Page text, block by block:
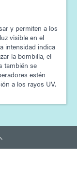
y permiten a los
visible en el
intensidad indica
la bombilla, el
también se
estén
a los rayos UV.